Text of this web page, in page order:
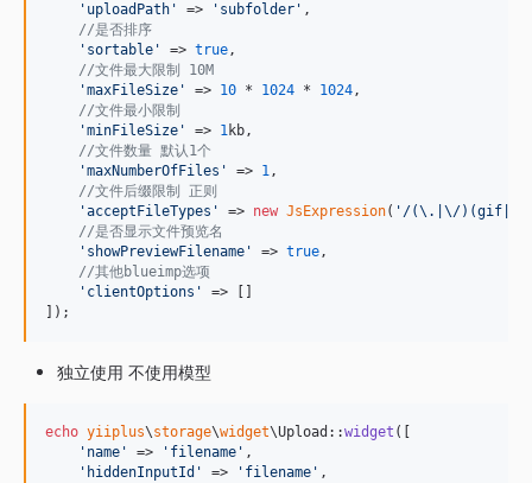
' uploadPath ' => ' subfolder ' ,
//是否排序
' sortable ' => true,
//文件最大限制 10M
'maxFileSize ' => 10 * 1024 * 1024,
//文件最小限制
'minFileSize ' => 1kb,
//文件数量 默认1个
'maxNumberOfFiles ' => 1,
//文件后缀限制 正则
'acceptFileTypes ' => new JsExpression( ' /(\.|\/
//是否显示文件预览名
' showPreviewFilename ' => true,
//其他blueimp选项
' clientOptions '
=> []
]);
独立使用 不使用模型
echo yiiplus\storage\widget\Upload::widget ([
' name ' => ' filename ' ,
' hiddenInputId ' => ' filename ' ,